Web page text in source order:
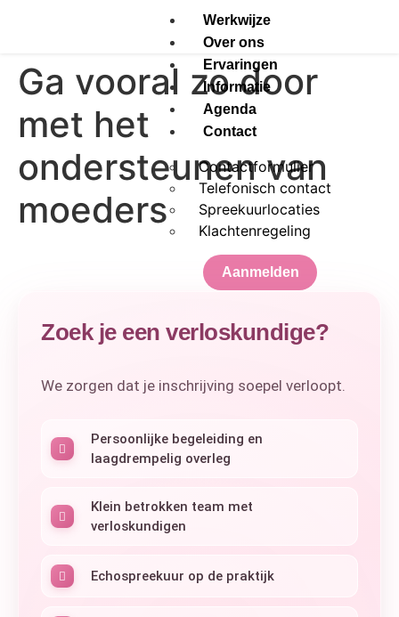
Werkwijze
Over ons
Ervaringen
Informatie
Agenda
Contact
Contactformulier
Telefonisch contact
Spreekuurlocaties
Klachtenregeling
Aanmelden
Ga vooral zo door
met het
ondersteunen van
moeders
Zoek je een verloskundige?
We zorgen dat je inschrijving soepel verloopt.
Persoonlijke begeleiding en
laagdrempelig overleg
Klein betrokken team met
verloskundigen
Echospreekuur op de praktijk